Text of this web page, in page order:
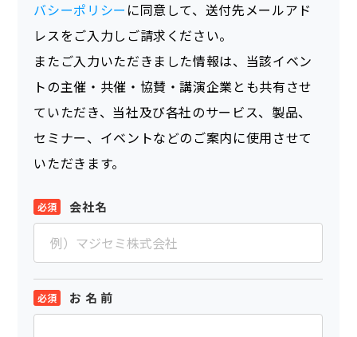
バシーポリシー に同意して、送付先メールアド
レスをご入力しご請求ください。
またご入力いただきました情報は、当該イベン
トの主催・共催・協賛・講演企業とも共有させ
ていただき、当社及び各社のサービス、製品、
セミナー、イベントなどのご案内に使用させて
いただきます。
会社名
お 名 前